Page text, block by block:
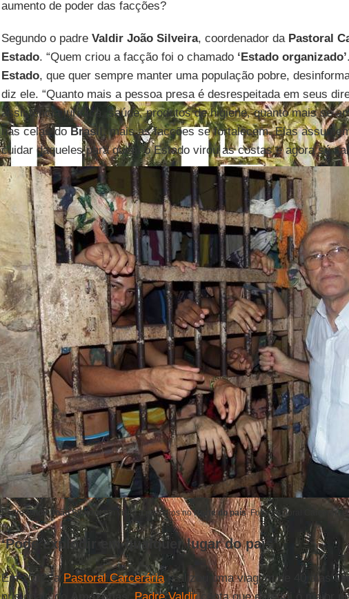
aumento de poder das facções?
Segundo o padre Valdir João Silveira, coordenador da Pastoral
Estado. “Quem criou a facção foi o chamado ‘Estado organizado’
Estado, que quer sempre manter uma população pobre,
diz ele. “Quanto mais a pessoa presa é desrespeitada em seus
assistência jurídica, saúde, produtos de higiene, quanto mais se
nas celas doBrasil , mais as facções se fortalecem. Elas
cuidar daqueles para quem o Estado virou as costas e agora só
PadreValdir João Silveira em visita a presídios noNorte do paísFoto: Pastoral Carcerária/
‘Pode explodir em qualquer lugar do país’
Em 2012, a Pastoral Carceráriarealizou uma viagem de 40 dias